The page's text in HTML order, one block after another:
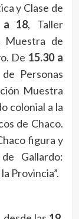
y Clase de
a 18, Taller
Muestra de
De 15.30 a
Personas
Muestra
colonial a la
de Chaco.
figura y
Gallardo:
Provincia”.